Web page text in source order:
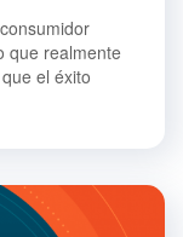
que realmente
el éxito